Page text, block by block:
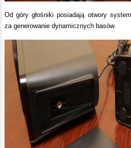
Od góry głośniki posiadają otwory
za generowanie dynamicznych basów.